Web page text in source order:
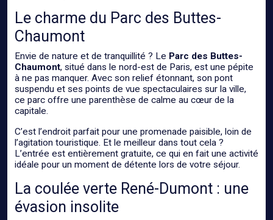
Le charme du Parc des Buttes-
Chaumont
Envie de nature et de tranquillité ? Le Parc des Buttes-
Chaumont, situé dans le nord-est de Paris, est une pépite
à ne pas manquer. Avec son relief étonnant, son pont
suspendu et ses points de vue spectaculaires sur la ville,
ce parc offre une parenthèse de calme au cœur de la
capitale.
C’est l’endroit parfait pour une promenade paisible, loin de
l’agitation touristique. Et le meilleur dans tout cela ?
L’entrée est entièrement gratuite, ce qui en fait une activité
idéale pour un moment de détente lors de votre séjour.
La coulée verte René-Dumont : une
évasion insolite